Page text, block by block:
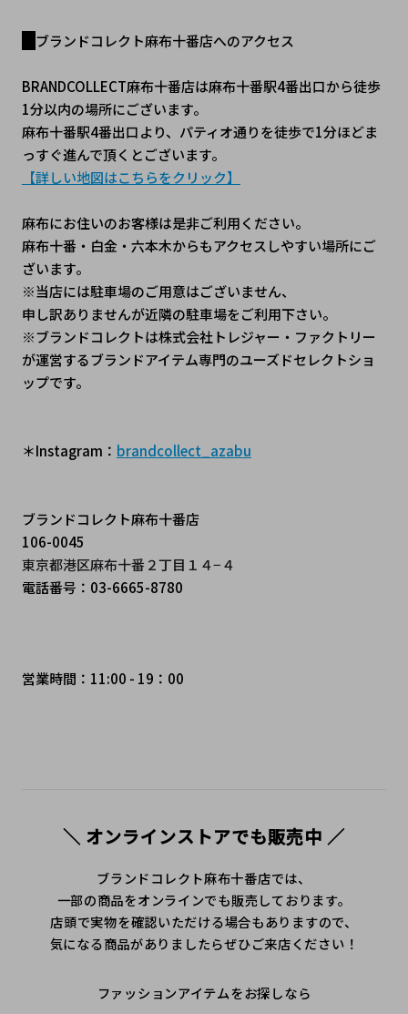
ブランドコレクト麻布十番店へのアクセス
BRANDCOLLECT麻布十番店は麻布十番駅4番出口から徒歩
1分以内の場所にございます。
麻布十番駅4番出口より、パティオ通りを徒歩で1分ほどま
っすぐ進んで頂くとございます。
【詳しい地図はこちらをクリック】
麻布にお住いのお客様は是非ご利用ください。
麻布十番・白金・六本木からもアクセスしやすい場所にご
ざいます。
※当店には駐車場のご用意はございません、
申し訳ありませんが近隣の駐車場をご利用下さい。
※ブランドコレクトは株式会社トレジャー・ファクトリー
が運営するブランドアイテム専門のユーズドセレクトショ
ップです。
＊Instagram： brandcollect_azabu
ブランドコレクト麻布十番店
106-0045
東京都港区麻布十番２丁目１４−４
電話番号：03-6665-8780
営業時間：11:00 - 19：00
＼ オンラインストアでも販売中 ／
ブランドコレクト麻布十番店では、
一部の商品をオンラインでも販売しております。
店頭で実物を確認いただける場合もありますので、
気になる商品がありましたらぜひご来店ください！
ファッションアイテムをお探しなら